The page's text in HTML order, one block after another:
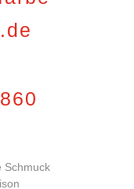
Schmuck